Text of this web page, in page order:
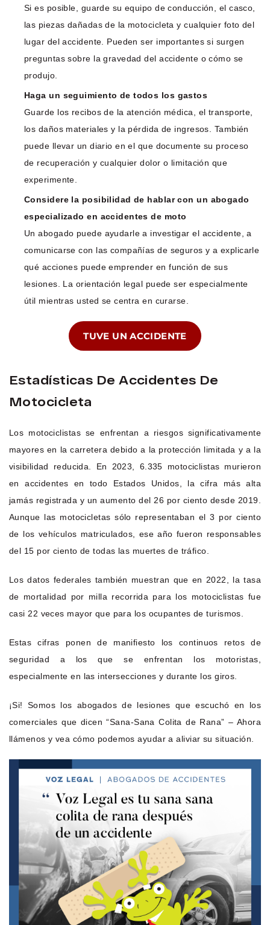
Si es posible, guarde su equipo de conducción, el casco,
las piezas dañadas de la motocicleta y cualquier foto del
lugar del accidente. Pueden ser importantes si surgen
preguntas sobre la gravedad del accidente o cómo se
produjo.
Haga un seguimiento de todos los gastos
Guarde los recibos de la atención médica, el transporte,
los daños materiales y la pérdida de ingresos. También
puede llevar un diario en el que documente su proceso
de recuperación y cualquier dolor o limitación que
experimente.
Considere la posibilidad de hablar con un abogado
especializado en accidentes de moto
Un abogado puede ayudarle a investigar el accidente, a
comunicarse con las compañías de seguros y a explicarle
qué acciones puede emprender en función de sus
lesiones. La orientación legal puede ser especialmente
útil mientras usted se centra en curarse.
TUVE UN ACCIDENTE
Estadísticas De Accidentes De
Motocicleta
Los motociclistas se enfrentan a riesgos significativamente
mayores en la carretera debido a la protección limitada y a la
visibilidad reducida. En 2023, 6.335 motociclistas murieron
en accidentes en todo Estados Unidos, la cifra más alta
jamás registrada y un aumento del 26 por ciento desde 2019.
Aunque las motocicletas sólo representaban el 3 por ciento
de los vehículos matriculados, ese año fueron responsables
del 15 por ciento de todas las muertes de tráfico.
Los datos federales también muestran que en 2022, la tasa
de mortalidad por milla recorrida para los motociclistas fue
casi 22 veces mayor que para los ocupantes de turismos.
Estas cifras ponen de manifiesto los continuos retos de
seguridad a los que se enfrentan los motoristas,
especialmente en las intersecciones y durante los giros.
¡Si! Somos los abogados de lesiones que escuchó en los
comerciales que dicen “Sana-Sana Colita de Rana” – Ahora
llámenos y vea cómo podemos ayudar a aliviar su situación.